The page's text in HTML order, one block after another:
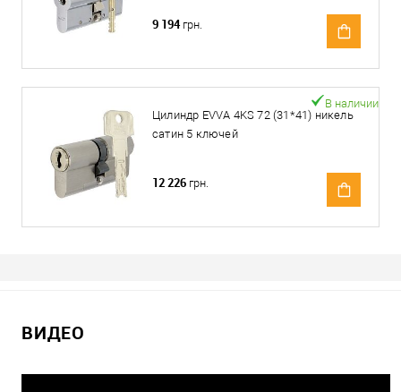
9 194 грн.
Цилиндр EVVA 4KS 72 (31*41) никель
сатин 5 ключей
В наличии
12 226 грн.
ВИДЕО